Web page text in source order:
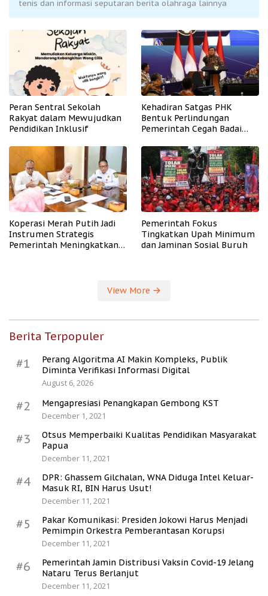
tenis dan informasi seputaran berita olahraga lainnya
Peran Sentral Sekolah
Rakyat dalam Mewujudkan
Pendidikan Inklusif
Kehadiran Satgas PHK
Bentuk Perlindungan
Pemerintah Cegah Badai
Koperasi Merah Putih Jadi
Instrumen Strategis
Pemerintah Meningkatkan
Pemerintah Fokus
Tingkatkan Upah Minimum
dan Jaminan Sosial Buruh
View More
Berita Terpopuler
#1
Perang Algoritma AI Makin Kompleks, Publik
Diminta Verifikasi Informasi Digital
August 6, 2026
#2
Mengapresiasi Penangkapan Gembong KST
December 1, 2021
#3
Otsus Memperbaiki Kualitas Pendidikan Masyarakat
Papua
December 11, 2021
#4
DPR: Ghassem Gilchalan, WNA Diduga Intel Keluar-
Masuk RI, BIN Harus Usut!
December 11, 2021
#5
Pakar Komunikasi: Presiden Jokowi Harus Menjadi
Pemimpin Orkestra Pemberantasan Korupsi
December 11, 2021
#6
Pemerintah Jamin Distribusi Vaksin Covid-19 Jelang
Nataru Terus Berlanjut
December 11, 2021